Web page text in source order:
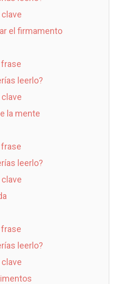
el firmamento
frase
leerlo?
la mente
frase
leerlo?
frase
leerlo?